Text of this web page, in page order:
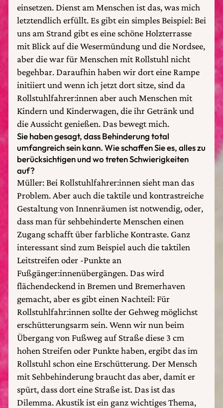
einsetzen. Dienst am Menschen ist das, was mich
letztendlich erfüllt. Es gibt ein simples Beispiel: Bei
uns am Strand gibt es eine schöne Holzterrasse
mit Blick auf die Wesermündung und die Nordsee,
aber die war für Menschen mit Rollstuhl nicht
begehbar. Daraufhin haben wir dort eine Rampe
initiiert und wenn ich jetzt dort sitze, sind da
Rollstuhlfahrer:innen aber auch Menschen mit
Kindern und Kinderwagen, die ihr Getränk und
die Aussicht genießen. Das bewegt mich.
Sie haben gesagt, dass Behinderung total
umfangreich sein kann. Wie schaffen Sie es, alles zu
berücksichtigen und wo treten Schwierigkeiten
auf?
Müller: Bei Rollstuhlfahrer:innen sieht man das
Problem. Aber auch die taktile und kontrastreiche
Gestaltung von Innenräumen ist notwendig, oder,
dass man für sehbehinderte Menschen einen
Zugang schafft über farbliche Kontraste. Ganz
interessant sind zum Beispiel auch die taktilen
Leitstreifen oder -Punkte an
Fußgänger:innenübergängen. Das wird
flächendeckend in Bremen und Bremerhaven
gemacht, aber es gibt einen Nachteil: Für
Rollstuhlfahr:innen sollte der Gehweg möglichst
erschütterungsarm sein. Wenn wir nun beim
Übergang von Fußweg auf Straße diese 3 cm
hohen Streifen oder Punkte haben, ergibt das im
Rollstuhl schon eine Erschütterung. Der Mensch
mit Sehbehinderung braucht das aber, damit er
spürt, dass dort eine Straße ist. Das ist das
Dilemma. Akustik ist ein ganz wichtiges Thema,